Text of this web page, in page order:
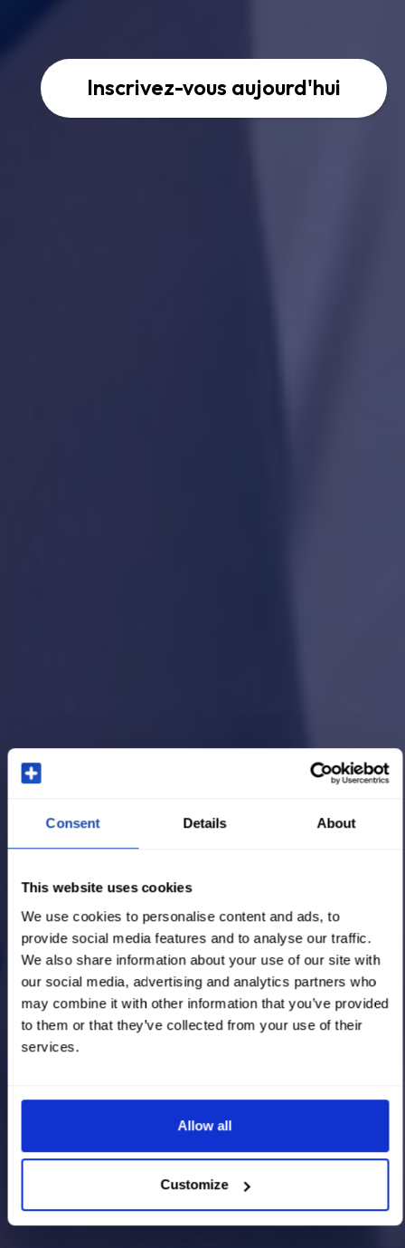
Consent Details About
This website uses cookies
We use cookies to personalise content and ads, to
provide social media features and to analyse our traffic.
We also share information about your use of our site with
our social media, advertising and analytics partners who
may combine it with other information that you’ve provided
to them or that they’ve collected from your use of their
services.
Allow all
Customize
Inscrivez-vous aujourd'hui